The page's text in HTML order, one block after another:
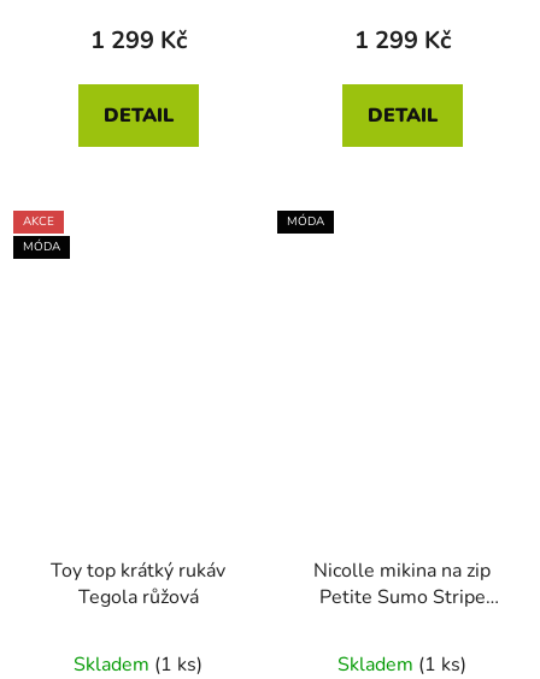
1 299 Kč
DETAIL
1 299 Kč
DETAIL
AKCE
MÓDA
Toy top krátký rukáv
Tegola růžová
Skladem (1 ks)
MÓDA
Nicolle mikina na zip
Petite Sumo Stripe
Skladem (1 ks)